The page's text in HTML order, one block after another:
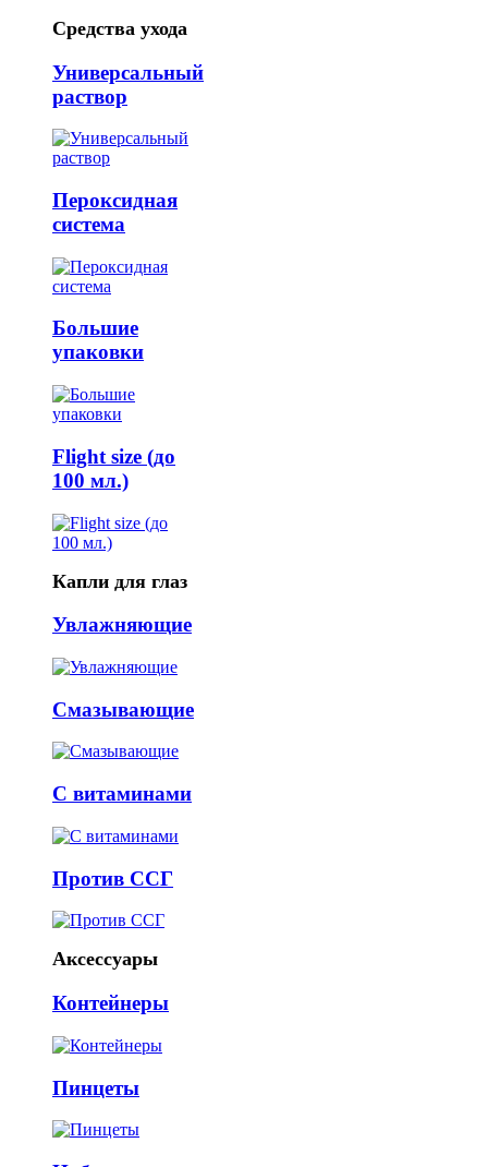
Средства ухода
Универсальный
раствор
Пероксидная
система
Большие
упаковки
Flight size (до
100 мл.)
Капли для глаз
Увлажняющие
Смазывающие
С витаминами
Против ССГ
Аксессуары
Контейнеры
Пинцеты